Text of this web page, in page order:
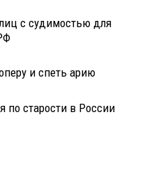
с судимостью для
и спеть арию
по старости в России